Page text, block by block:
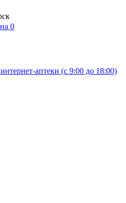
0
аптеки (с 9:00 до 18:00)